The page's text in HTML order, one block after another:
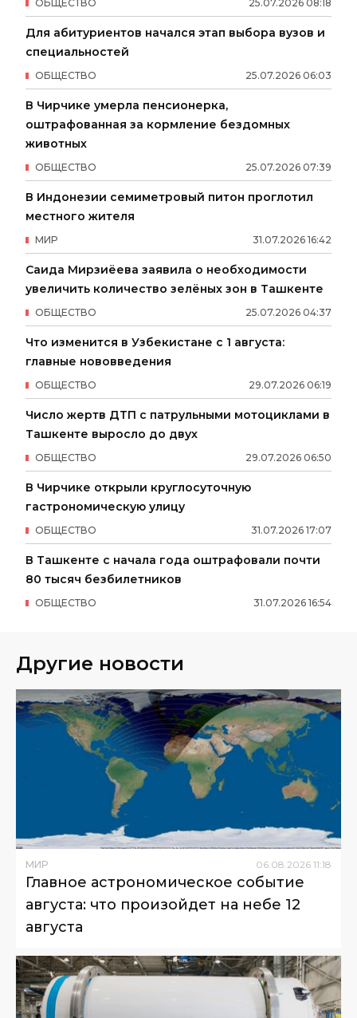
25.07.2026 08: 18
ОБЩЕСТВО
Для абитуриентов начался этап выбора вузов и
специальностей
25.07.2026 06:03
ОБЩЕСТВО
В Чирчике умерла пенсионерка,
оштрафованная за кормление бездомных
животных
25.07.2026 07:39
ОБЩЕСТВО
В Индонезии семиметровый питон проглотил
местного жителя
31.07.2026 16:42
МИР
Саида Мирзиёева заявила о необходимости
увеличить количество зелёных зон в Ташкенте
25.07.2026 04:37
ОБЩЕСТВО
Что изменится в Узбекистане с 1 августа:
главные нововведения
29.07.2026 06:19
ОБЩЕСТВО
Число жертв ДТП с патрульными мотоциклами в
Ташкенте выросло до двух
29.07.2026 06:50
ОБЩЕСТВО
В Чирчике открыли круглосуточную
гастрономическую улицу
31.07.2026 17:07
ОБЩЕСТВО
В Ташкенте с начала года оштрафовали почти
80 тысяч безбилетников
31.07.2026 16:54
ОБЩЕСТВО
Другие новости
МИР 06 08 2026 11:18
Главное астрономическое событие
августа: что произойдет на небе 12
августа